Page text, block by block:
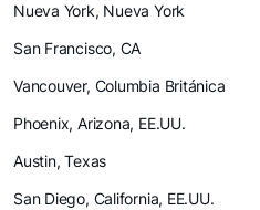
Nueva York, Nueva York
San Francisco, CA
Vancouver, Columbia Británica
Phoenix, Arizona, EE.UU.
Austin, Texas
San Diego, California, EE.UU.